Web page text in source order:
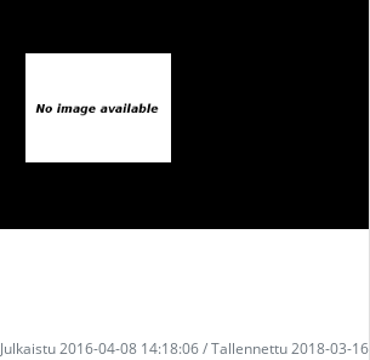
Julkaistu 2016-04-08 14:18:06 / Tallennettu 2018-03-16